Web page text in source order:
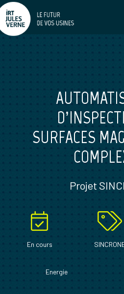
SURFACES
Projet
En cours
Energie